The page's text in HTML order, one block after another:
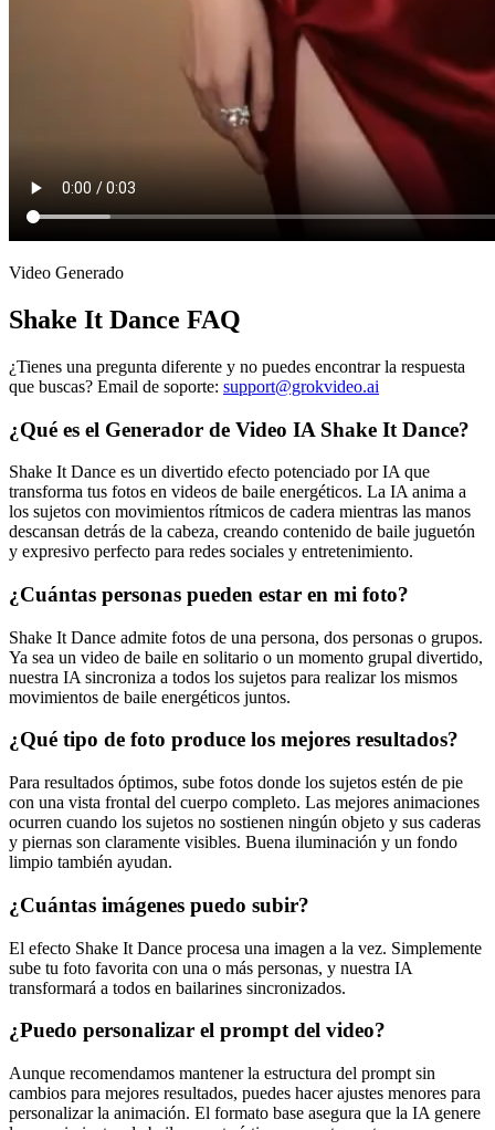
Video Generado
Shake It Dance FAQ
¿Tienes una pregunta diferente y no puedes encontrar la respuesta
que buscas? Email de soporte: support@grokvideo.ai
¿Qué es el Generador de Video IA Shake It Dance?
Shake It Dance es un divertido efecto potenciado por IA que
transforma tus fotos en videos de baile energéticos. La IA anima a
los sujetos con movimientos rítmicos de cadera mientras las manos
descansan detrás de la cabeza, creando contenido de baile juguetón
y expresivo perfecto para redes sociales y entretenimiento.
¿Cuántas personas pueden estar en mi foto?
Shake It Dance admite fotos de una persona, dos personas o grupos.
Ya sea un video de baile en solitario o un momento grupal divertido,
nuestra IA sincroniza a todos los sujetos para realizar los mismos
movimientos de baile energéticos juntos.
¿Qué tipo de foto produce los mejores resultados?
Para resultados óptimos, sube fotos donde los sujetos estén de pie
con una vista frontal del cuerpo completo. Las mejores animaciones
ocurren cuando los sujetos no sostienen ningún objeto y sus caderas
y piernas son claramente visibles. Buena iluminación y un fondo
limpio también ayudan.
¿Cuántas imágenes puedo subir?
El efecto Shake It Dance procesa una imagen a la vez. Simplemente
sube tu foto favorita con una o más personas, y nuestra IA
transformará a todos en bailarines sincronizados.
¿Puedo personalizar el prompt del video?
Aunque recomendamos mantener la estructura del prompt sin
cambios para mejores resultados, puedes hacer ajustes menores para
personalizar la animación. El formato base asegura que la IA genere